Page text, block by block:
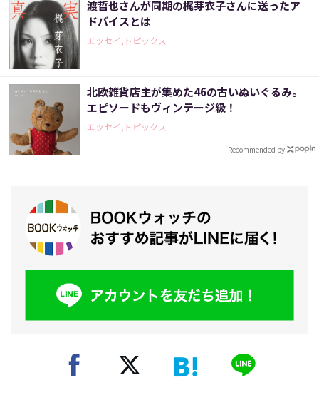
渡哲也さんが同期の梶芽衣子さんに送ったア
ドバイスとは
エッセイ,トピックス
北欧雑貨店主が集めた46の古いぬいぐるみ。
エピソードもヴィンテージ級！
エッセイ,トピックス
Recommended by